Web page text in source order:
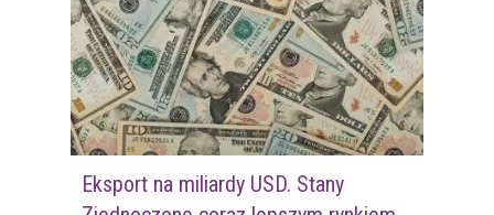
Eksport na miliardy USD. Stany